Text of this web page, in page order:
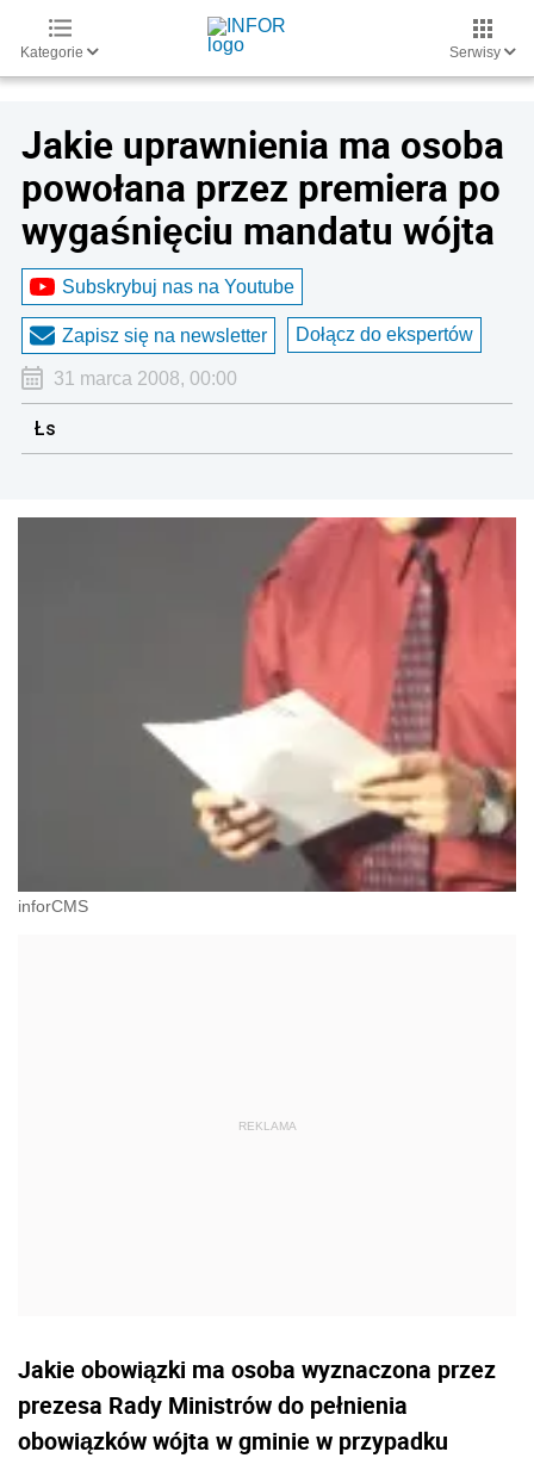
Kategorie Serwisy
Jakie uprawnienia ma osoba
powołana przez premiera po
wygaśnięciu mandatu wójta
Subskrybuj nas na Youtube
Zapisz się na newsletter Dołącz do ekspertów
31 marca 2008, 00:00
Łs
inforCMS
Jakie obowiązki ma osoba wyznaczona przez
prezesa Rady Ministrów do pełnienia
obowiązków wójta w gminie w przypadku